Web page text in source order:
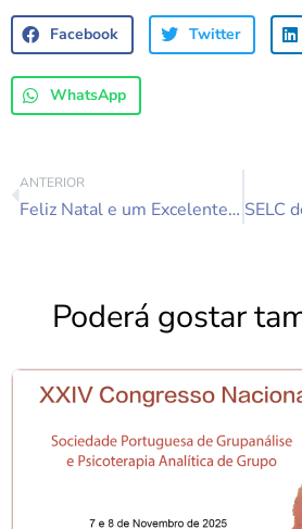
Facebook Twitter
WhatsApp
ANTERIOR
Feliz Natal e um Excelente 2016
Poderá gostar